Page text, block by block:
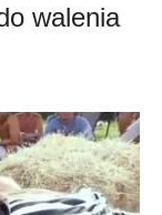
walenia